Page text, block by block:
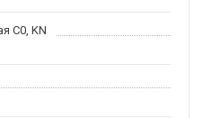
C0, KN